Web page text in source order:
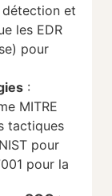
détection et
les EDR
pour
:
MITRE
tactiques
pour
pour la